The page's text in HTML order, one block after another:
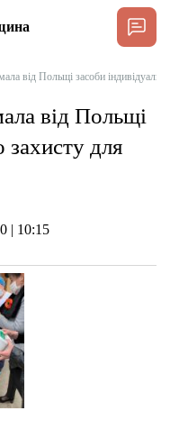
Підтримати
від Польщі засоби
від Польщі
захисту для
| 10:15